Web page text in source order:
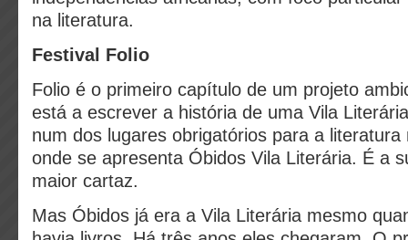
na literatura.
Festival Folio
Folio é o primeiro capítulo de um projeto
está a escrever a história de uma Vila
num dos lugares obrigatórios para a literatura
onde se apresenta Óbidos Vila Literária. É a
maior cartaz.
Mas Óbidos já era a Vila Literária mesmo